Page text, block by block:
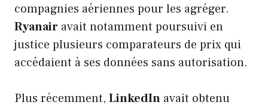
compagnies aériennes pour les agréger.
Ryanair avait notamment poursuivi en
justice plusieurs comparateurs de prix qui
accédaient à ses données sans autorisation.
Plus récemment, LinkedIn avait obtenu